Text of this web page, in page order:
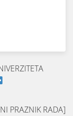
PRAZNIK RADA]